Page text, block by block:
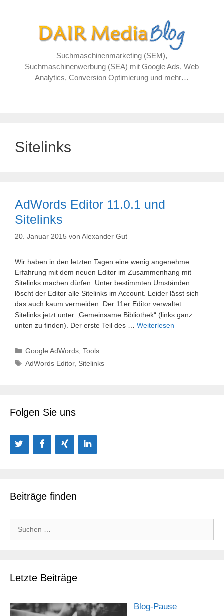
Suchmaschinenmarketing (SEM),
Suchmaschinenwerbung (SEA) mit Google Ads, Web
Analytics, Conversion Optimierung und mehr…
Sitelinks
AdWords Editor 11.0.1 und
Sitelinks
20. Januar 2015 von Alexander Gut
Wir haben in den letzten Tagen eine wenig angenehme
Erfahrung mit dem neuen Editor im Zusammenhang mit
Sitelinks machen dürfen. Unter bestimmten Umständen
löscht der Editor alle Sitelinks im Account. Leider lässt sich
das auch kaum vermeiden. Der 11er Editor verwaltet
Sitelinks jetzt unter „Gemeinsame Bibliothek“ (links ganz
unten zu finden). Der erste Teil des … Weiterlesen
Kategorien
Google AdWords ,Tools
Schlagwörter
AdWords Editor, Sitelinks
Folgen Sie uns
Beiträge finden
Suchen
Letzte Beiträge
Blog-Pause